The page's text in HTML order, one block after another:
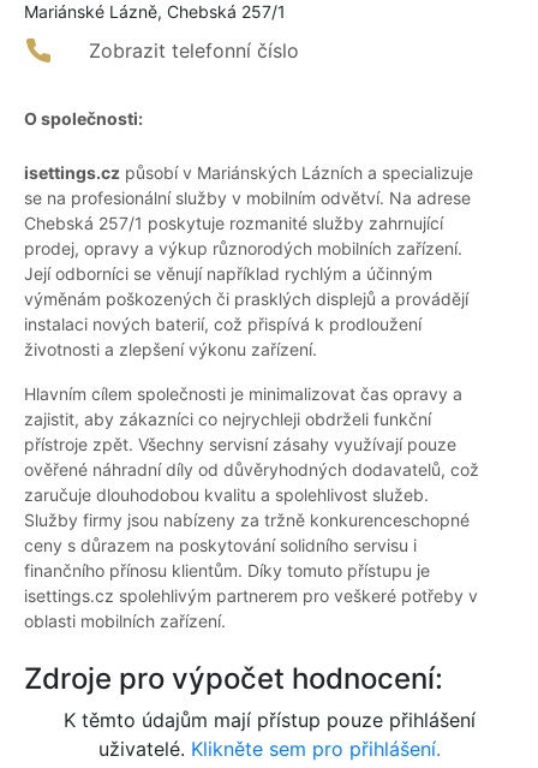
Mariánské Lázně, Chebská 257/1
Zobrazit telefonní číslo
O společnosti:
isettings.cz působí v Mariánských Lázních a specializuje
se na profesionální služby v mobilním odvětví. Na adrese
Chebská 257/1 poskytuje rozmanité služby zahrnující
prodej, opravy a výkup různorodých mobilních zařízení.
Její odborníci se věnují například rychlým a účinným
výměnám poškozených či prasklých displejů a provádějí
instalaci nových baterií, což přispívá k prodloužení
životnosti a zlepšení výkonu zařízení.
Hlavním cílem společnosti je minimalizovat čas opravy a
zajistit, aby zákazníci co nejrychleji obdrželi funkční
přístroje zpět. Všechny servisní zásahy využívají pouze
ověřené náhradní díly od důvěryhodných dodavatelů, což
zaručuje dlouhodobou kvalitu a spolehlivost služeb.
Služby firmy jsou nabízeny za tržně konkurenceschopné
ceny s důrazem na poskytování solidního servisu i
finančního přínosu klientům. Díky tomuto přístupu je
isettings.cz spolehlivým partnerem pro veškeré potřeby v
oblasti mobilních zařízení.
Zdroje pro výpočet hodnocení:
K těmto údajům mají přístup pouze přihlášení
uživatelé. Klikněte sem pro přihlášení.